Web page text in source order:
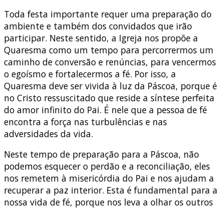
Toda festa importante requer uma preparação do
ambiente e também dos convidados que irão
participar. Neste sentido, a Igreja nos propõe a
Quaresma como um tempo para percorrermos um
caminho de conversão e renúncias, para vencermos
o egoísmo e fortalecermos a fé. Por isso, a
Quaresma deve ser vivida à luz da Páscoa, porque é
no Cristo ressuscitado que reside a síntese perfeita
do amor infinito do Pai. É nele que a pessoa de fé
encontra a força nas turbulências e nas
adversidades da vida.
Neste tempo de preparação para a Páscoa, não
podemos esquecer o perdão e a reconciliação, eles
nos remetem à misericórdia do Pai e nos ajudam a
recuperar a paz interior. Esta é fundamental para a
nossa vida de fé, porque nos leva a olhar os outros